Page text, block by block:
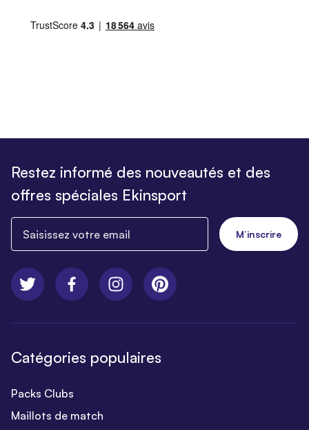
Restez informé des nouveautés et des
offres spéciales Ekinsport
M’inscrire
Catégories populaires
Packs Clubs
Maillots de match